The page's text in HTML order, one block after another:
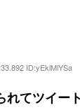
ID:yEklMlYSa
れてツイー